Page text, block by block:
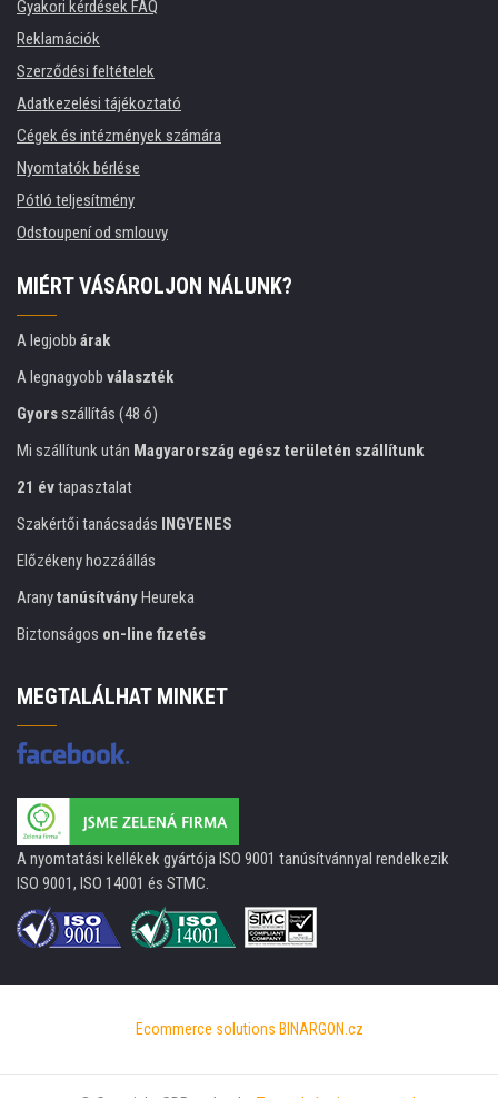
Gyakori kérdések FAQ
Reklamációk
Szerződési feltételek
Adatkezelési tájékoztató
Cégek és intézmények számára
Nyomtatók bérlése
Pótló teljesítmény
Odstoupení od smlouvy
MIÉRT VÁSÁROLJON NÁLUNK?
A legjobb árak
A legnagyobb választék
Gyorsszállítás (48 ó)
Mi szállítunk után Magyarország egész területén szállítunk
21 évtapasztalat
Szakértői tanácsadás
INGYENES
Előzékeny hozzáállás
Aranytanúsítvány Heureka
Biztonságos on-line fizetés
MEGTALÁLHAT MINKET
A nyomtatási kellékek gyártója ISO 9001 tanúsítvánnyal rendelkezik
ISO 9001, ISO 14001 és STMC.
Ecommerce solutions BINARGON.cz